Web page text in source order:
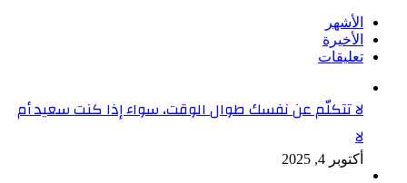
الأشهر
الأخيرة
تعليقات
لا تتكلّم عن نفسك طوال الوقت، سواء إذا كنت سعيد أم
لا
أكتوبر 4, 2025